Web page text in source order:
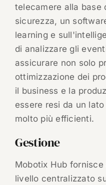
telecamere alla base
sicurezza, un
learning e
di analizzare gli
assicurare non solo
ottimizzazione dei
il business e la
essere resi da un
molto più efficienti.
Gestione
Mobotix Hub
livello centralizzato